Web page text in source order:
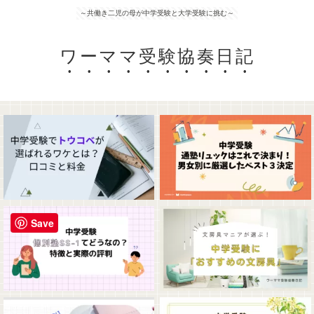
～共働き二児の母が中学受験と大学受験に挑む～
ワーママ受験協奏日記
Save